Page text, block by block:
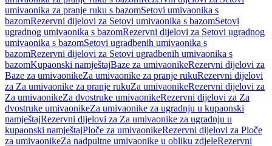
umivaonika za pranje ruku s bazomSetovi umivaonika s
bazomRezervni dijelovi za Setovi umivaonika s bazomSetovi
ugradnog umivaonika s bazomRezervni dijelovi za Setovi ugradnog
umivaonika s bazomSetovi ugradbenih umivaonika s
bazomRezervni dijelovi za Setovi ugradbenih umivaonika s
bazomKupaonski namještajBaze za umivaonikeRezervni dijelovi za
Baze za umivaonikeZa umivaonike za pranje rukuRezervni dijelovi
za Za umivaonike za pranje rukuZa umivaonikeRezervni dijelovi za
Za umivaonikeZa dvostruke umivaonikeRezervni dijelovi za Za
dvostruke umivaonikeZa umivaonike za ugradnju u kupaonski
namještajRezervni dijelovi za Za umivaonike za ugradnju u
kupaonski namještajPloče za umivaonikeRezervni dijelovi za Ploče
za umivaonikeZa nadpultne umivaonike u obliku zdjeleRezervni